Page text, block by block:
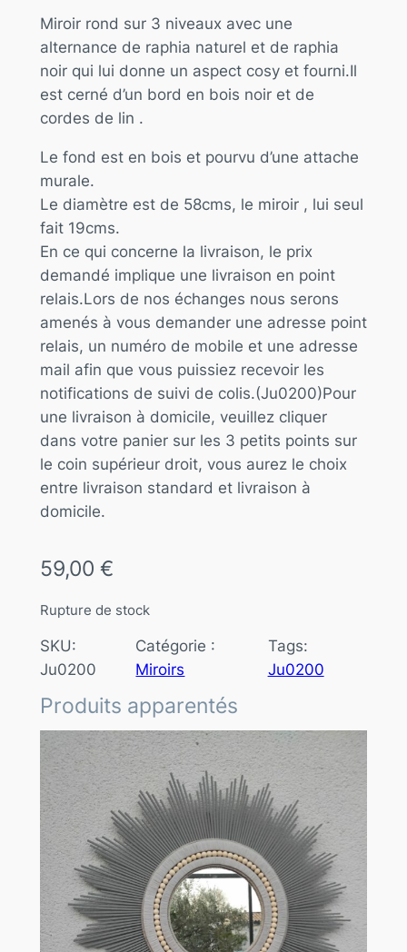
Miroir rond sur 3 niveaux avec une
alternance de raphia naturel et de raphia
noir qui lui donne un aspect cosy et fourni.Il
est cerné d’un bord en bois noir et de
cordes de lin .
Le fond est en bois et pourvu d’une attache
murale.
Le diamètre est de 58cms, le miroir , lui seul
fait 19cms.
En ce qui concerne la livraison, le prix
demandé implique une livraison en point
relais.Lors de nos échanges nous serons
amenés à vous demander une adresse point
relais, un numéro de mobile et une adresse
mail afin que vous puissiez recevoir les
notifications de suivi de colis.(Ju0200)Pour
une livraison à domicile, veuillez cliquer
dans votre panier sur les 3 petits points sur
le coin supérieur droit, vous aurez le choix
entre livraison standard et livraison à
domicile.
59,00 €
Rupture de stock
SKU:
Ju0200
Catégorie :
Miroirs
Tags:
Ju0200
Produits apparentés